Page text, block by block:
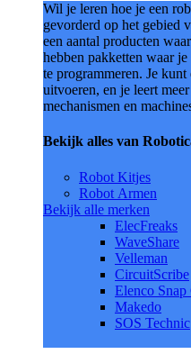
Wil je leren hoe je een
gevorderd op het gebied
een aantal producten
hebben pakketten waar
te programmeren. Je
uitvoeren, en je leert
mechanismen en
Bekijk alles van
Robot Kitjes
Robot Armen
Bekijk alle merken
ElecFreaks
WaveShare
Velleman
CircuitScribe
Elenco
Makedo
SOS Technic